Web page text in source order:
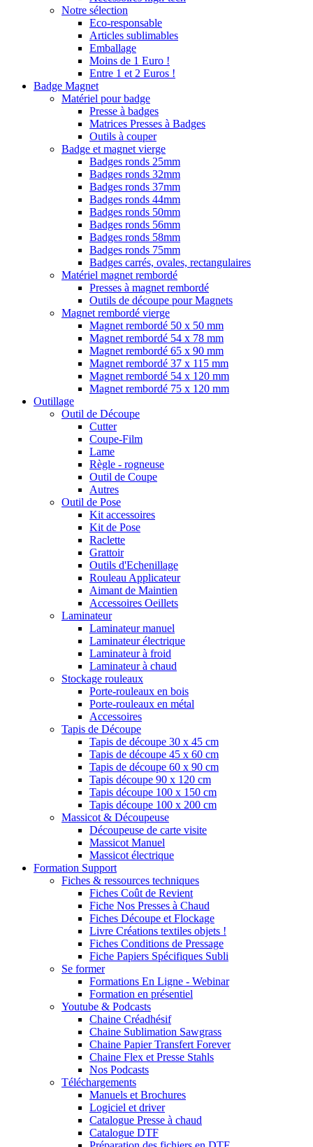
Notre sélection
Eco-responsable
Articles sublimables
Emballage
Moins de 1 Euro !
Entre 1 et 2 Euros !
Badge Magnet
Matériel pour badge
Presse à badges
Matrices Presses à Badges
Outils à couper
Badge et magnet vierge
Badges ronds 25mm
Badges ronds 32mm
Badges ronds 37mm
Badges ronds 44mm
Badges ronds 50mm
Badges ronds 56mm
Badges ronds 58mm
Badges ronds 75mm
Badges carrés, ovales, rectangulaires
Matériel magnet rembordé
Presses à magnet rembordé
Outils de découpe pour Magnets
Magnet rembordé vierge
Magnet rembordé 50 x 50 mm
Magnet rembordé 54 x 78 mm
Magnet rembordé 65 x 90 mm
Magnet rembordé 37 x 115 mm
Magnet rembordé 54 x 120 mm
Magnet rembordé 75 x 120 mm
Outillage
Outil de Découpe
Cutter
Coupe-Film
Lame
Règle - rogneuse
Outil de Coupe
Autres
Outil de Pose
Kit accessoires
Kit de Pose
Raclette
Grattoir
Outils d'Echenillage
Rouleau Applicateur
Aimant de Maintien
Accessoires Oeillets
Laminateur
Laminateur manuel
Laminateur électrique
Laminateur à froid
Laminateur à chaud
Stockage rouleaux
Porte-rouleaux en bois
Porte-rouleaux en métal
Accessoires
Tapis de Découpe
Tapis de découpe 30 x 45 cm
Tapis de découpe 45 x 60 cm
Tapis de découpe 60 x 90 cm
Tapis découpe 90 x 120 cm
Tapis découpe 100 x 150 cm
Tapis découpe 100 x 200 cm
Massicot & Découpeuse
Découpeuse de carte visite
Massicot Manuel
Massicot électrique
Formation Support
Fiches & ressources techniques
Fiches Coût de Revient
Fiche Nos Presses à Chaud
Fiches Découpe et Flockage
Livre Créations textiles objets !
Fiches Conditions de Pressage
Fiche Papiers Spécifiques Subli
Se former
Formations En Ligne - Webinar
Formation en présentiel
Youtube & Podcasts
Chaine Créadhésif
Chaine Sublimation Sawgrass
Chaine Papier Transfert Forever
Chaine Flex et Presse Stahls
Nos Podcasts
Téléchargements
Manuels et Brochures
Logiciel et driver
Catalogue Presse à chaud
Catalogue DTF